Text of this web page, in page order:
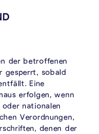
der betroffenen
gesperrt, sobald
Eine
erfolgen, wenn
nationalen
Verordnungen,
denen der